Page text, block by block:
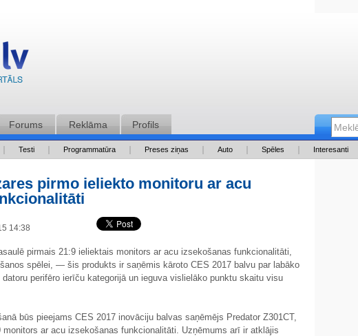
Forums Reklāma Profils
Testi Programmatūra Preses ziņas Auto Spēles Interesanti
pirmo ieliekto monitoru ar acu
14:38
pirmais 21:9 ieliektais monitors ar acu izsekošanas funkcionalitāti,
spēlei, — šis produkts ir saņēmis kāroto CES 2017 balvu par labāko
perifēro ierīču kategorijā un ieguva vislielāko punktu skaitu visu
būs pieejams CES 2017 inovāciju balvas saņēmējs Predator Z301CT,
monitors ar acu izsekošanas funkcionalitāti. Uzņēmums arī ir atklājis